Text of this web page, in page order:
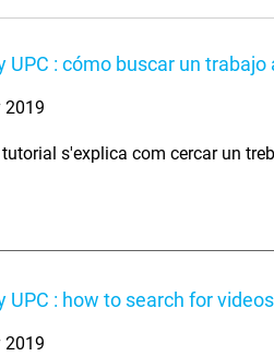
UPC : cómo buscar un
2019
tutorial s'explica com cercar un
UPC : how to search for videos
2019